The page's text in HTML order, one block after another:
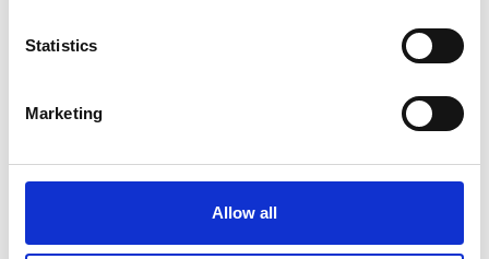
Statistics
Marketing
Allow all
提供电力电子之分析、设计、模拟与寅作验证